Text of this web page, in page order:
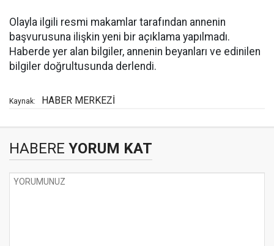
Olayla ilgili resmi makamlar tarafından annenin
başvurusuna ilişkin yeni bir açıklama yapılmadı.
Haberde yer alan bilgiler, annenin beyanları ve edinilen
bilgiler doğrultusunda derlendi.
Kaynak: HABER MERKEZİ
HABERE YORUM KAT